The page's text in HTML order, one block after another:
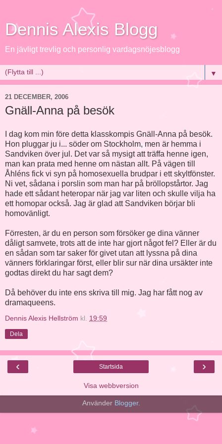
Dennis Alexis Blogg
En jävligt trevlig och personlig vardagsnöjesblogg
▼
21 DECEMBER, 2006
Gnäll-Anna på besök
I dag kom min före detta klasskompis Gnäll-Anna på besök.
Hon pluggar ju i... söder om Stockholm, men är hemma i
Sandviken över jul. Det var så mysigt att träffa henne igen,
man kan prata med henne om nästan allt. På vägen till
Åhléns fick vi syn på homosexuella brudpar i ett skyltfönster.
Ni vet, sådana i porslin som man har på bröllopstårtor. Jag
hade ett sådant heteropar när jag var liten och skulle vilja ha
ett homopar också. Jag är glad att Sandviken börjar bli
homovänligt.
Förresten, är du en person som försöker ge dina vänner
dåligt samvete, trots att de inte har gjort något fel? Eller är du
en sådan som tar saker för givet utan att lyssna på dina
vänners förklaringar först, eller blir sur när dina ursäkter inte
godtas direkt du har sagt dem?
Då behöver du inte ens skriva till mig. Jag har fått nog av
dramaqueens.
Dennis Alexis Hellström kl. 19:59
Dela
‹ ›
Startsida
Visa webbversion
Använder Blogger.